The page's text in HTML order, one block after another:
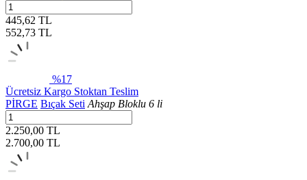
445,62 TL
552,73 TL
%17
Ücretsiz Kargo Stoktan Teslim
PİRGE Bıçak Seti Ahşap Bloklu 6 li
2.250,00 TL
2.700,00 TL